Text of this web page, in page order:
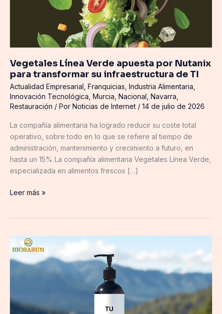
Vegetales Línea Verde apuesta por Nutanix
para transformar su infraestructura de TI
Actualidad Empresarial Franquicias Industria Alimentaria
Innovación Tecnológica Murcia Nacional Navarra
Restauración / Por Noticias de Internet / 14 de julio de 2026
La compañía alimentaria ha logrado reducir su coste total
operativo, sobre todo en lo que se refiere al tiempo de
administración, mantenimiento y crecimiento a futuro, en
hasta un 15% La compañía alimentaria Vegetales Línea Verde,
especializada en alimentos frescos […]
infraestructura
Leer más »
Elaboración
de
productos
de
terceros: